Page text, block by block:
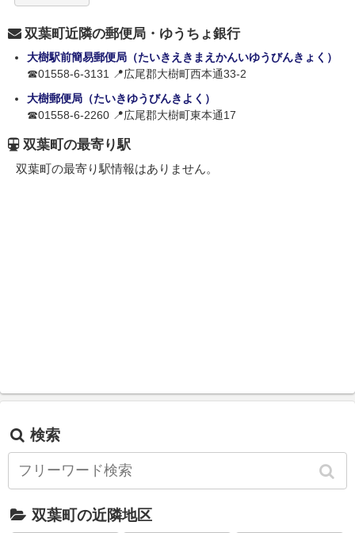
双葉町近隣の郵便局・ゆうちょ銀行
大樹駅前簡易郵便局（たいきえきまえかんいゆうびんきょく）
☎01558-6-3131 📍広尾郡大樹町西本通33-2
大樹郵便局（たいきゆうびんきよく）
☎01558-6-2260 📍広尾郡大樹町東本通17
双葉町の最寄り駅
双葉町の最寄り駅情報はありません。
検索
双葉町の近隣地区